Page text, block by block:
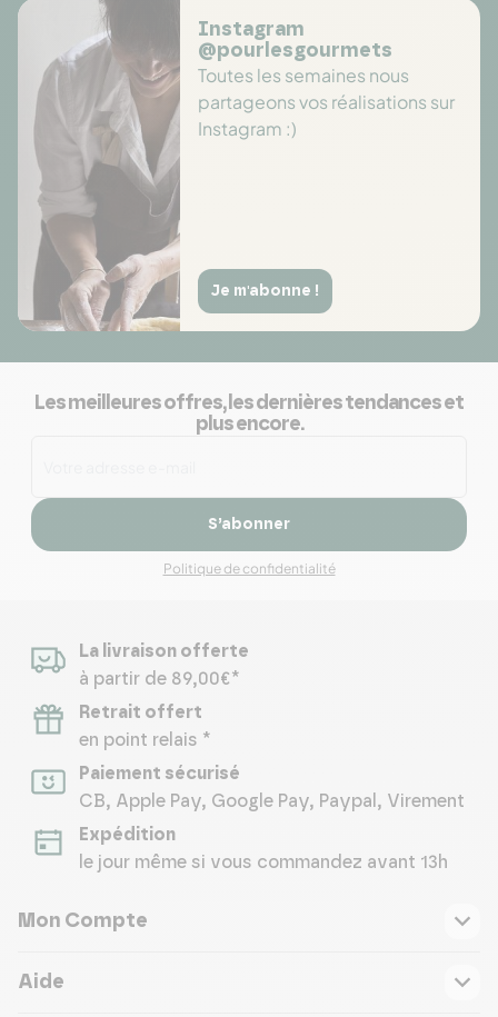
Instagram
@pourlesgourmets
Toutes les semaines nous
partageons vos réalisations sur
Instagram :)
Je m'abonne !
Les meilleures offres, les dernières tendances et
plus encore.
S’abonner
Politique de confidentialité
La livraison offerte
à partir de 89,00€*
Retrait offert
en point relais *
Paiement sécurisé
CB, Apple Pay, Google Pay, Paypal, Virement
Expédition
le jour même si vous commandez avant 13h
Mon Compte
Aide